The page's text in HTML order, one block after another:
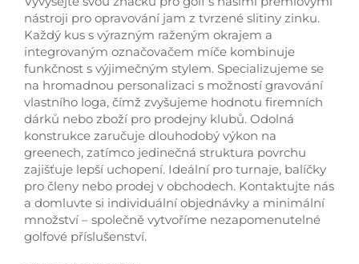
nástroji pro opravování jam z tvrzené slitiny zinku.
Každý kus s výrazným raženým okrajem a
integrovaným označovačem míče kombinuje
funkčnost s výjimečným stylem. Specializujeme se
na hromadnou personalizaci s možností gravování
vlastního loga, čímž zvyšujeme hodnotu firemních
dárků nebo zboží pro prodejny klubů. Odolná
konstrukce zaručuje dlouhodobý výkon na
greenech, zatímco jedinečná struktura povrchu
zajišťuje lepší uchopení. Ideální pro turnaje, balíčky
pro členy nebo prodej v obchodech. Kontaktujte nás
a domluvte si individuální objednávky a minimální
množství – společně vytvoříme nezapomenutelné
golfové příslušenství.